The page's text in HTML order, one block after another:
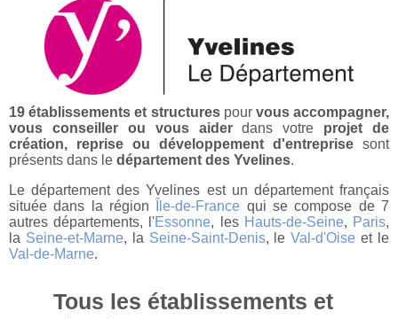
19 établissements et structures pour vous accompagner,
vous conseiller ou vous aiderdans votre projet de
création, reprise ou développement d'entreprise sont
présents dans le département des Yvelines.
Le département des Yvelines est un département français
située dans la région
Île-de-France qui se compose de 7
autres départements, l'Essonne, les Hauts-de-Seine, Paris,
la Seine-et-Marne, la Seine-Saint-Denis, leVal-d'Oise et le
Val-de-Marne.
Tous les établissements et